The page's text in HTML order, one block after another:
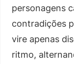
personagens
contradições
vire apenas
ritmo,